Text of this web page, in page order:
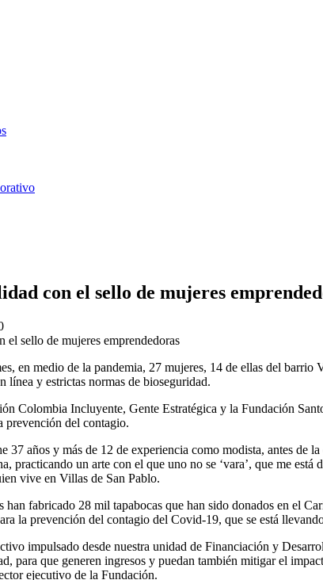
con el sello de mujeres
en medio de la pandemia, 27 mujeres, 14 de ellas del
línea y estrictas normas de bioseguridad.
Colombia Incluyente, Gente Estratégica y la Fundación
prevención del contagio.
37 años y más de 12 de experiencia como modista, antes
practicando un arte con el que uno no se ‘vara’, que me
vive en Villas de San Pablo.
han fabricado 28 mil tapabocas que han sido donados en el
la prevención del contagio del Covid-19, que se está
impulsado desde nuestra unidad de Financiación y
para que generen ingresos y puedan también mitigar el
ejecutivo de la Fundación.